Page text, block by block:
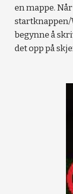
en mappe.
begynne å
det opp på